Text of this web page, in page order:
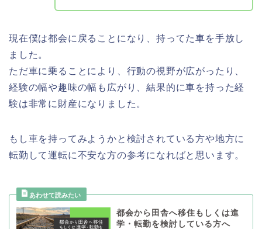
現在僕は都会に戻ることになり、持ってた車を手放し
ました。
ただ車に乗ることにより、行動の視野が広がったり、
経験の幅や趣味の幅も広がり、結果的に車を持った経
験は非常に財産になりました。
もし車を持ってみようかと検討されている方や地方に
転勤して運転に不安な方の参考になればと思います。
都会から田舎へ移住もしくは進
学・転勤を検討している方へ